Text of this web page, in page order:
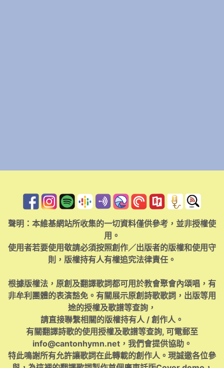
聲明：本維基網站所收集的一切資料僅供參考，並非授權使
用。
使用者若要使用敬請必須按照創作／出版者的版權和使用守
則，版權持有人有權追究法律責任。
根據版權法，原創及翻譯歌詞都可用於教會聚會內頌唱，有
非牟利團體的表演豁免。有關展示原創詩歌歌詞，出版等用
途的授權及歌譜等查詢，
請直接聯繫相關的版權持有人 / 創作人。
有關翻譯詩歌的使用授權及歌譜等查詢, 可電郵至
info@cantonhymn.net，我們會提供協助。
特此鳴謝所有允許讓歌詞在此轉載的創作人。現誠邀各位參